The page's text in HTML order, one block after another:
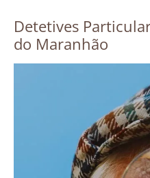
Detetives
do Maranhão